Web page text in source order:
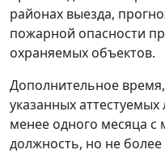
районах выезда,
пожарной опасности
охраняемых объектов.
Дополнительное
указанных
менее одного месяца с
должность, но не более